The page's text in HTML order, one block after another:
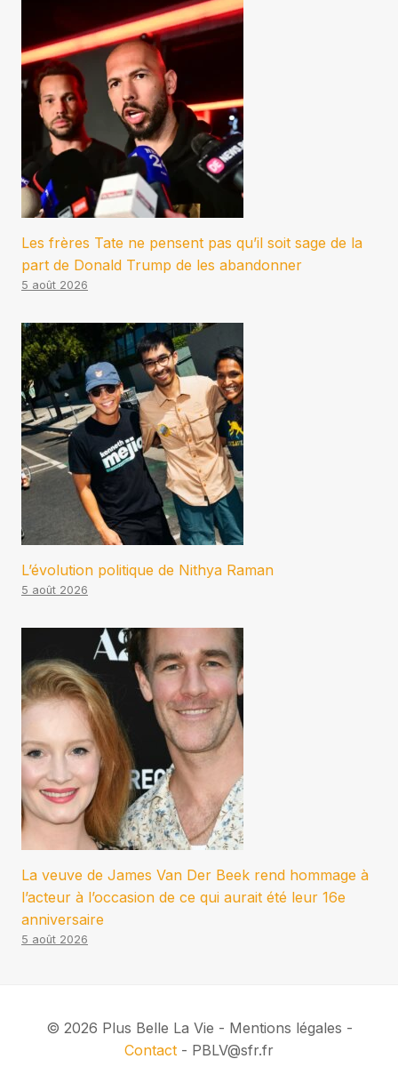
Les frères Tate ne pensent pas qu’il soit sage de la
part de Donald Trump de les abandonner
5 août 2026
L’évolution politique de Nithya Raman
5 août 2026
La veuve de James Van Der Beek rend hommage à
l’acteur à l’occasion de ce qui aurait été leur 16e
anniversaire
5 août 2026
© 2026 Plus Belle La Vie - Mentions légales -
Contact - PBLV@sfr.fr